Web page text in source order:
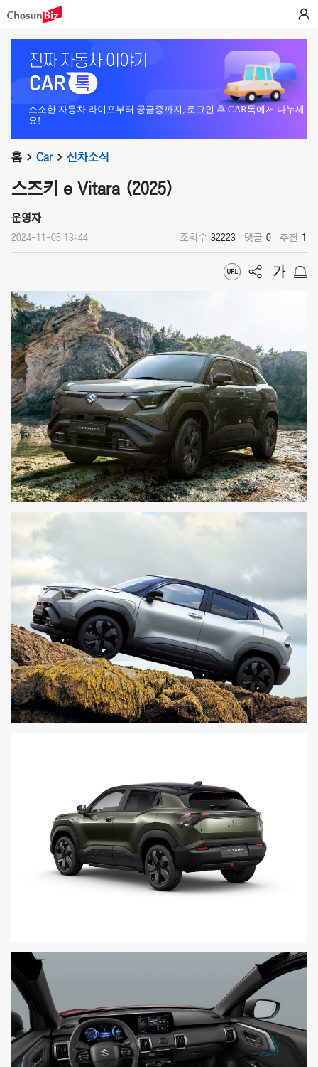
소소한 자동차 라이프부터 궁금증까지, 로그인 후 CAR톡에서 나누세
요!
홈 Car 신차소식
스즈키 e Vitara (2025)
운영자
2024-11-05 13:44 조회수 32223 댓글 0 추천 1